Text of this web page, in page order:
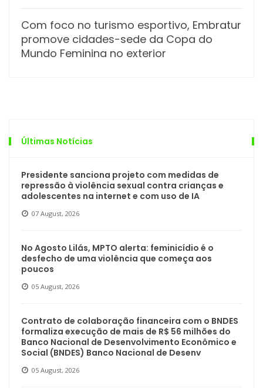
Com foco no turismo esportivo, Embratur
promove cidades-sede da Copa do
Mundo Feminina no exterior
Últimas Notícias
Presidente sanciona projeto com medidas de
repressão à violência sexual contra crianças e
adolescentes na internet e com uso de IA
07 August, 2026
No Agosto Lilás, MPTO alerta: feminicídio é o
desfecho de uma violência que começa aos
poucos
05 August, 2026
Contrato de colaboração financeira com o BNDES
formaliza execução de mais de R$ 56 milhões do
Banco Nacional de Desenvolvimento Econômico e
Social (BNDES) Banco Nacional de Desenv
05 August, 2026